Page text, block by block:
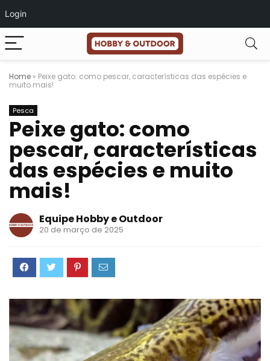
Login
Home » Peixe gato: como pescar, características das espécies e
muito mais!
Pesca
Peixe gato: como
pescar, características
das espécies e muito
mais!
Equipe Hobby e Outdoor
20 de março de 2025